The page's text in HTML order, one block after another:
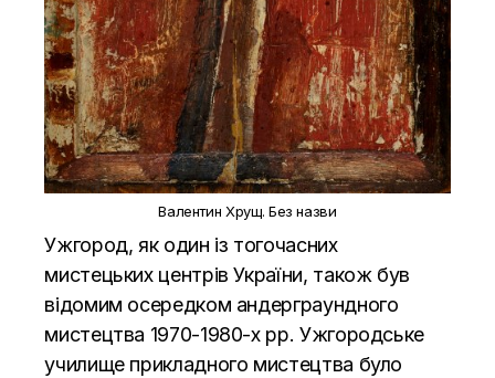
Валентин Хрущ. Без назви
Ужгород, як один із тогочасних
мистецьких центрів України, також був
відомим осередком андерграундного
мистецтва 1970-1980-х рр. Ужгородське
училище прикладного мистецтва було